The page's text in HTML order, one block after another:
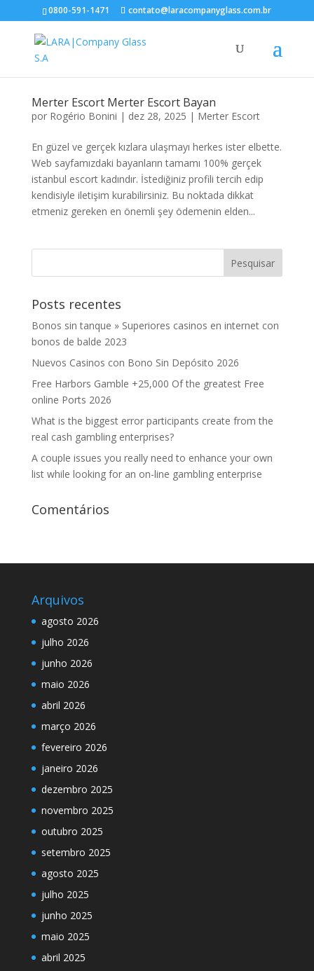
0800-591-1471 contato@laracompanyglass.com.br
Merter Escort Merter Escort Bayan
por Rogério Bonini | dez 28, 2025 | Merter Escort
En güzel ve gerçek kızlara ulaşmayı herkes ister elbette.
Web sayfamızdaki bayanların tamamı 100% gerçek
istanbul escort kadındır. İstediğiniz profili tercih edip
kendisiyle iletişim kurabilirsiniz. Bu noktada dikkat
etmeniz gereken en önemli şey ödemenin elden...
Posts recentes
Bonos sin tanque » Superiores casinos en internet con
bonos de balde 2023
Nuevos Casinos con Bono Sin Depósito 2026
Free Harbors Gamble +25,000 Of the greatest Free
online Ports 2026
What is the biggest error participants create from the
real cash gambling enterprises?
A couple issues you really need to enhance your own
list while looking for an on-line gambling enterprise
Comentários
Arquivos
agosto 2026
julho 2026
junho 2026
maio 2026
abril 2026
março 2026
fevereiro 2026
janeiro 2026
dezembro 2025
novembro 2025
outubro 2025
setembro 2025
agosto 2025
julho 2025
junho 2025
maio 2025
abril 2025